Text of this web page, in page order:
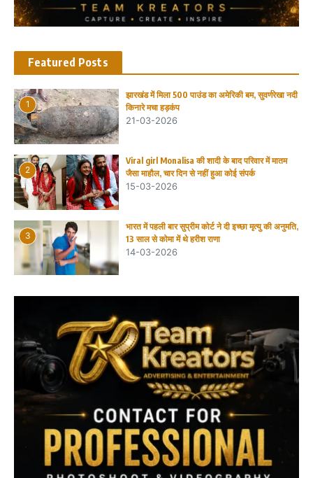
Featured Posts
1
झारखंड में मिला 500 पाउंड का अमेरिकी बम, सुवर्णरेखा नदी
किनारे मचा हड़कंप
21-03-2026
2
Viral girl Monalisa की शादी के बाद परिवार में मातम
जैसा माहौल, चार दिन से नहीं हुआ कोई संपर्क
15-03-2026
3
भारत में पहली बार सुप्रीम कोर्ट ने दी इच्छा मृत्यु की अनुमति,
13 साल से कोमा में थे हरीश राणा
14-03-2026